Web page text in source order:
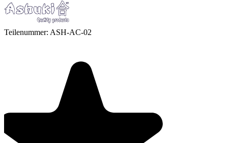
Teilenummer: ASH-AC-02